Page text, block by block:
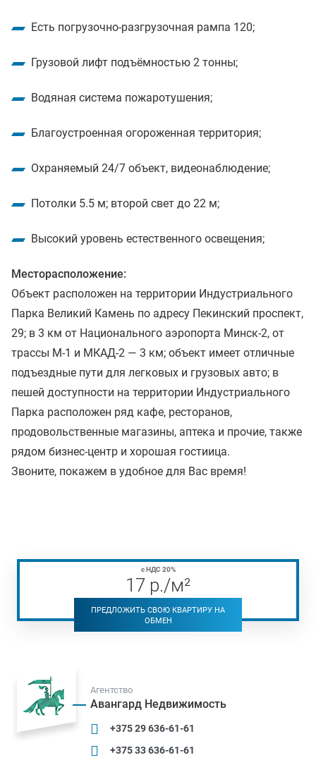
Есть погрузочно-разгрузочная рампа 120;
Грузовой лифт подъёмностью 2 тонны;
Водяная система пожаротушения;
Благоустроенная огороженная территория;
Охраняемый 24/7 объект, видеонаблюдение;
Потолки 5.5 м; второй свет до 22 м;
Высокий уровень естественного освещения;
Месторасположение:
Объект расположен на территории Индустриального
Парка Великий Камень по адресу Пекинский проспект,
29; в 3 км от Национального аэропорта Минск-2, от
трассы М-1 и МКАД-2 — 3 км; объект имеет отличные
подъездные пути для легковых и грузовых авто; в
пешей доступности на территории Индустриального
Парка расположен ряд кафе, ресторанов,
продовольственные магазины, аптека и прочие, также
рядом бизнес-центр и хорошая гостиица.
Звоните, покажем в удобное для Вас время!
с НДС 20%
17 р./м²
ПРЕДЛОЖИТЬ СВОЮ КВАРТИРУ НА
ОБМЕН
Агентство
Авангард Недвижимость
+375 29 636-61-61
+375 33 636-61-61